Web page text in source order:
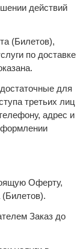
действий
(Билетов),
по доставке
для
третьих лиц
адрес и
Оферту,
(Билетов).
Заказ до